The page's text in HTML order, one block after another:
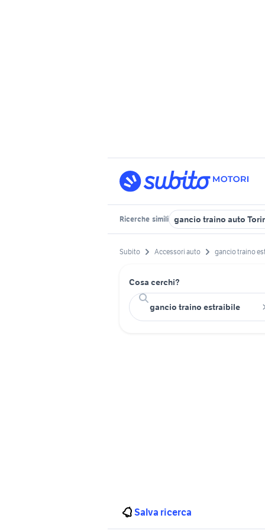
Ricerche simili gancio traino auto
Subito Accessori auto gancio traino
Cosa cerchi?
Salva ricerca